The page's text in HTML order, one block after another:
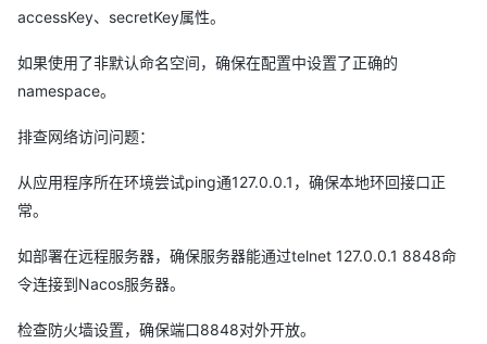
at
ticaster.doInvokeListener(SimpleApplicationEventMulticaster.ja
va:176)
ticaster.invokeListener(SimpleApplicationEventMulticaster.java:
169)
org.springframework.context.event.SimpleApplicationEventMul
ticaster.multicastEvent(SimpleApplicationEventMulticaster.java:
143)
accessKey、secretKey属性。
如果使用了非默认命名空间，确保在配置中设置了正确的
namespace。
排查网络访问问题：
从应用程序所在环境尝试ping通127.0.0.1，确保本地环回接口正
常。
如部署在远程服务器，确保服务器能通过telnet 127.0.0.1 8848命
令连接到Nacos服务器。
检查防火墙设置，确保端口8848对外开放。